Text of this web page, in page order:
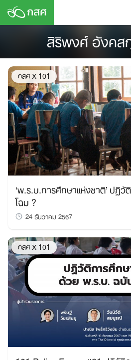
Skip
สิริพงศ์ อังคส
กสศ X 101
‘พ.ร.บ.การศึกษาแห่งชาติ’ ปฏิ
โฉม ?
24 ธันวาคม 2567
กสศ X 101